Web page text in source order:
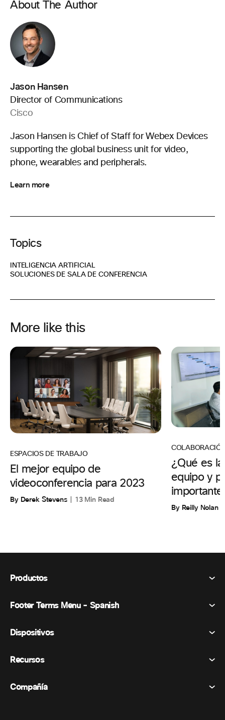
About The Author
Jason Hansen
Director of Communications
Cisco
Jason Hansen is Chief of Staff for Webex Devices
supporting the global business unit for video,
phone, wearables and peripherals.
Learn more
Topics
INTELIGENCIA ARTIFICIAL
SOLUCIONES DE SALA DE CONFERENCIA
More like this
ESPACIOS DE TRABAJO
El mejor equipo de
videoconferencia para 2023
By Derek Stevens 13 Min Read
¿Qué es
equipo y
By Reilly Nolan
Productos
Webex Suite
Mensajería
Eventos
Footer Terms Menu - Spanish
Términos y condiciones
Marcas comerciales
Dispositivos
Dispositivos de la habitación
Recursos
Precios
Compañía